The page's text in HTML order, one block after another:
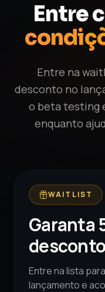
Entre
Entre na
desconto no
o beta testing
enquanto
WAITLIST
Garanta
Entre na lista
lançamento e